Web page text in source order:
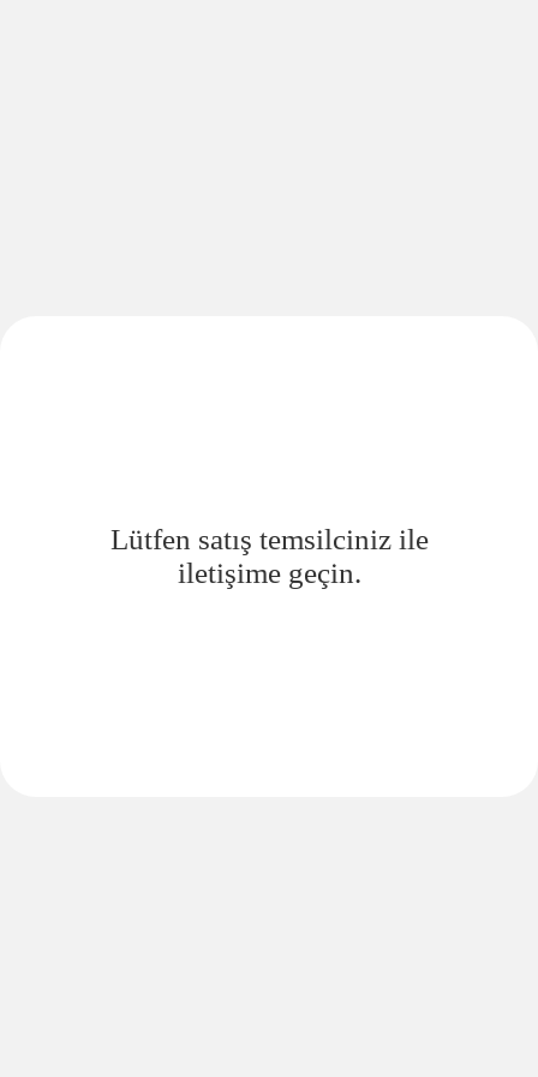
Lütfen satış temsilciniz ile
iletişime geçin.